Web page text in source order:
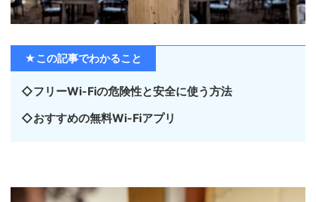
★この記事でわかること
◇フリーWi-Fiの危険性と安全に使う方法
◇おすすめの無料Wi-Fiアプリ